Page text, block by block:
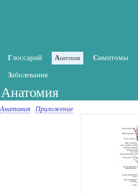
Глоссарий Анатомия Симптомы
Заболевания
Анатомия
Анатомия Приложение